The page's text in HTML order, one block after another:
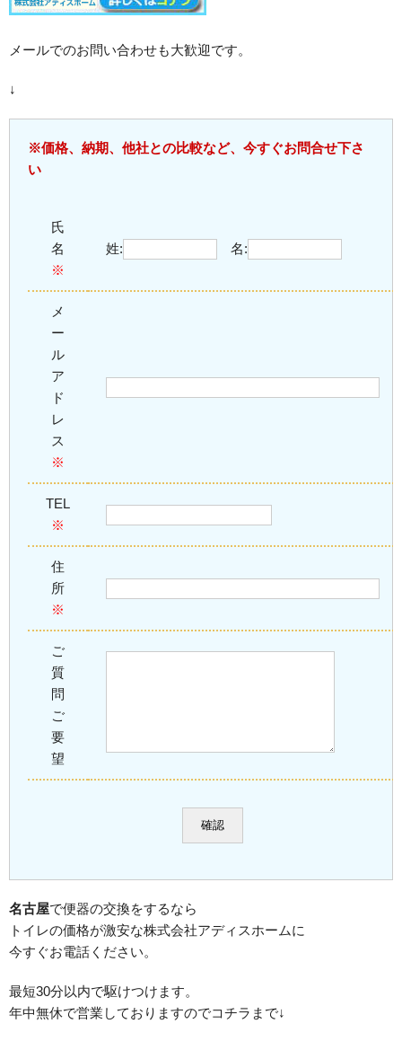
メールでのお問い合わせも大歓迎です。
↓
※価格、納期、他社との比較など、今すぐお問合せ下さ
い
氏
名
※
姓: 名:
メ
ー
ル
ア
ド
レ
ス
※
TEL
※
住
所
※
ご
質
問
ご
要
望
名古屋で便器の交換をするなら
トイレの価格が激安な株式会社アディスホームに
今すぐお電話ください。
最短30分以内で駆けつけます。
年中無休で営業しておりますのでコチラまで↓